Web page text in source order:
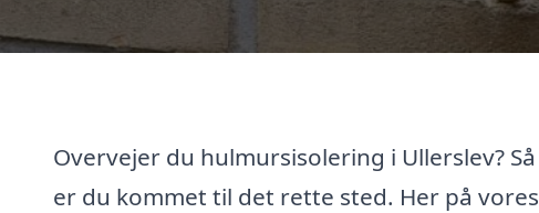
Overvejer du hulmursisolering i Ullerslev? Så
er du kommet til det rette sted. Her på vores